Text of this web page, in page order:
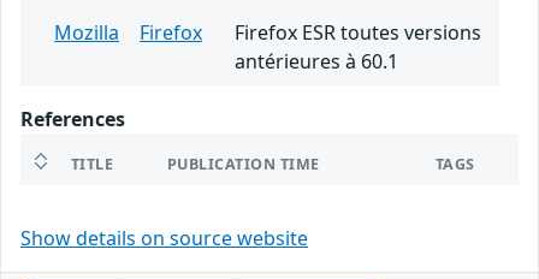
Mozilla
Firefox
Firefox ESR toutes versions
antérieures à 60.1
References
TITLE PUBLICATION TIME TAGS
Show details on source website